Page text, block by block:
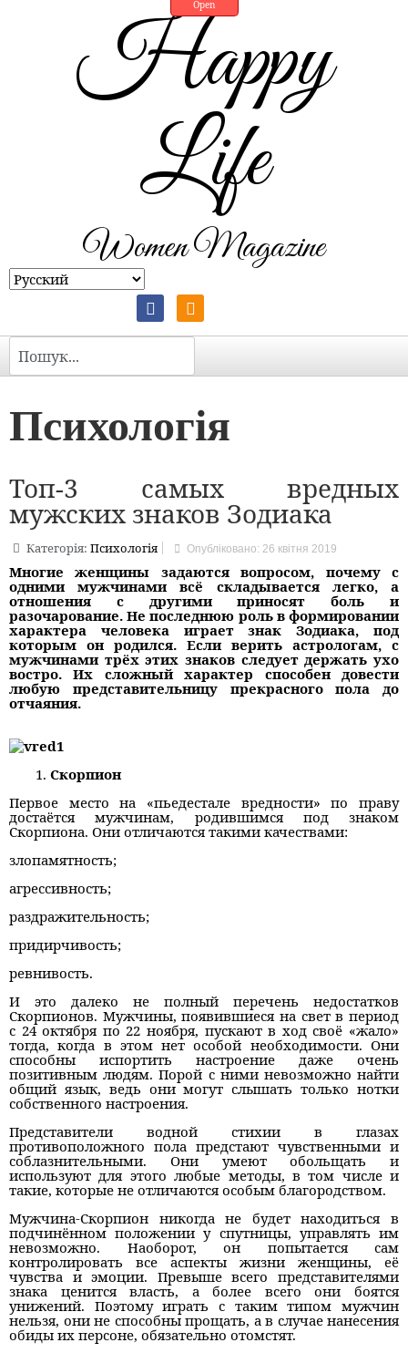
Open
Happy
Life
Women Magazine
Пошук
Психологія
Топ-3 самых вредных
мужских знаков Зодиака
Категорія:Психологія Опубліковано: 26 квітня 2019
Многие женщины задаются вопросом, почему с
одними мужчинами всё складывается легко, а
отношения с другими приносят боль и
разочарование. Не последнюю роль в формировании
характера человека играет знак Зодиака, под
которым он родился. Если верить астрологам, с
мужчинами трёх этих знаков следует держать ухо
востро. Их сложный характер способен довести
любую представительницу прекрасного пола до
отчаяния.
Скорпион
Первое место на «пьедестале вредности» по праву
достаётся мужчинам, родившимся под знаком
Скорпиона. Они отличаются такими качествами:
злопамятность;
агрессивность;
раздражительность;
придирчивость;
ревнивость.
И это далеко не полный перечень недостатков
Скорпионов. Мужчины, появившиеся на свет в период
с 24 октября по 22 ноября, пускают в ход своё «жало»
тогда, когда в этом нет особой необходимости. Они
способны испортить настроение даже очень
позитивным людям. Порой с ними невозможно найти
общий язык, ведь они могут слышать только нотки
собственного настроения.
Представители водной стихии в глазах
противоположного пола предстают чувственными и
соблазнительными. Они умеют обольщать и
используют для этого любые методы, в том числе и
такие, которые не отличаются особым благородством.
Мужчина-Скорпион никогда не будет находиться в
подчинённом положении у спутницы, управлять им
невозможно. Наоборот, он попытается сам
контролировать все аспекты жизни женщины, её
чувства и эмоции. Превыше всего представителями
знака ценится власть, а более всего они боятся
унижений. Поэтому играть с таким типом мужчин
нельзя, они не способны прощать, а в случае нанесения
обиды их персоне, обязательно отомстят.